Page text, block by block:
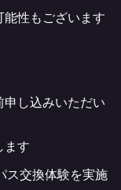
性もございます
し込みいただい
す
ス交換体験を実施